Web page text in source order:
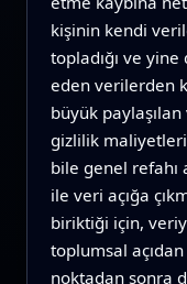
kişinin kendi
topladığı ve
eden verilerden
büyük
gizlilik
bile genel refahı
ile veri açığa
biriktiği için,
toplumsal
noktadan sonra